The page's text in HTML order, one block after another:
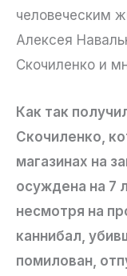
человеческим
Алексея
Скочиленко и
Как так
Скочиленко,
магазинах на
осуждена на 7
несмотря на
каннибал,
помилован,